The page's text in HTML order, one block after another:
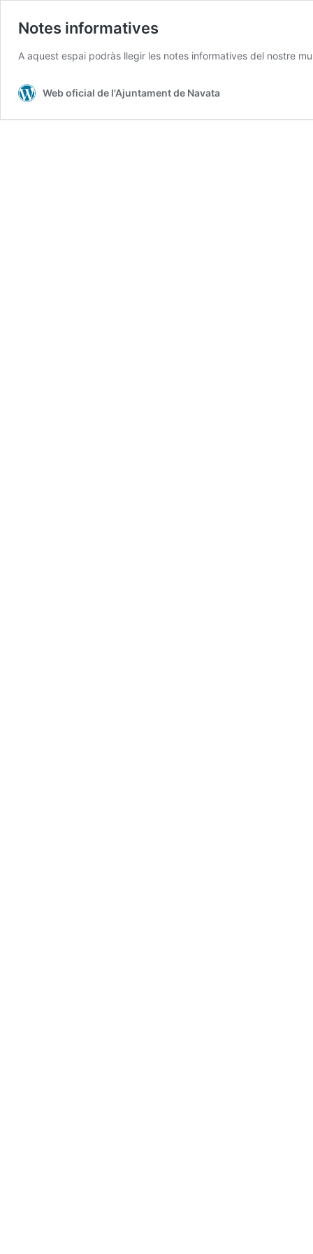
Notes informatives
A aquest espai podràs llegir les notes informatives del nostre
Web oficial de l'Ajuntament de Navata